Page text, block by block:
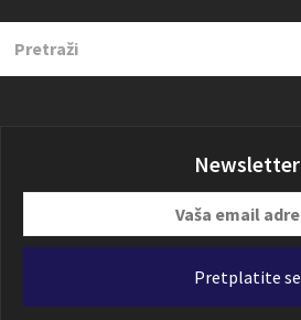
Newsletter
email
Pretplatite se